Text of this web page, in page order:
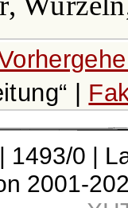
1493/0 |
2001-